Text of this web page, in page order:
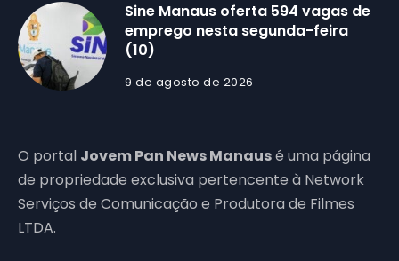
Sine Manaus oferta 594 vagas de
emprego nesta segunda-feira
(10)
9 de agosto de 2026
O portal Jovem Pan News Manausé uma página
de propriedade exclusiva pertencente à Network
Serviços de Comunicação e Produtora de Filmes
LTDA.